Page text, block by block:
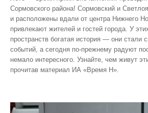
Сормовского района! Сормовский и
и расположены вдали от центра Нижнего
привлекают жителей и гостей города. У
пространств богатая история — они стали
событий, а сегодня по‑прежнему радуют
немало интересного. Узнайте, чем живут
прочитав материал ИА «Время Н».